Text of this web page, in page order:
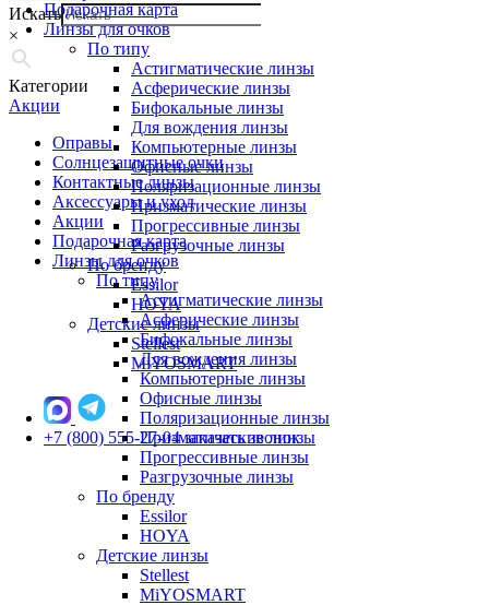
Искать
×
Категории
Акции
Оправы
Солнцезащитные очки
Контактные линзы
Аксессуары и уход
Акции
Подарочная карта
Линзы для очков
По типу
Астигматические линзы
Асферические линзы
Бифокальные линзы
Для вождения линзы
Компьютерные линзы
Офисные линзы
Поляризационные линзы
Призматические линзы
Прогрессивные линзы
Разгрузочные линзы
По бренду
Essilor
HOYA
Детские линзы
Stellest
MiYOSMART
Подарочная карта
Линзы для очков
По типу
Астигматические линзы
Асферические линзы
Бифокальные линзы
Для вождения линзы
Компьютерные линзы
Офисные линзы
Поляризационные линзы
Призматические линзы
Прогрессивные линзы
Разгрузочные линзы
По бренду
Essilor
HOYA
Детские линзы
Stellest
MiYOSMART
+7 (800) 555-27-04 заказать звонок